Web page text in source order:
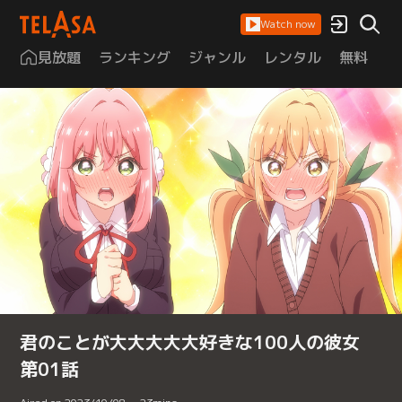
Watch now
見放題 ランキング ジャンル レンタル 無料
君のことが大大大大大好きな100人の彼女
第01話